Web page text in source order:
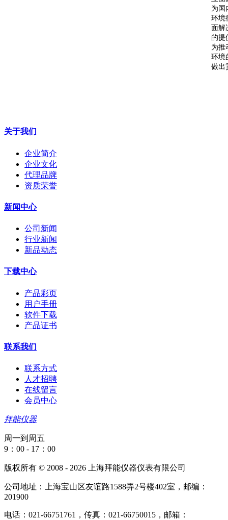
为国
环境
面解
的提
为推
环境
做出
关于我们
企业简介
企业文化
代理品牌
资质荣誉
新闻中心
公司新闻
行业新闻
新品动态
下载中心
产品彩页
用户手册
软件下载
产品证书
联系我们
联系方式
人才招聘
在线留言
会员中心
拜能仪器
周一到周五
9：00 - 17：00
版权所有 © 2008 - 2026 上海拜能仪器仪表有限公司
公司地址：上海宝山区友谊路1588弄2号楼402室，邮编：
201900
电话：021-66751761，传真：021-66750015，邮箱：